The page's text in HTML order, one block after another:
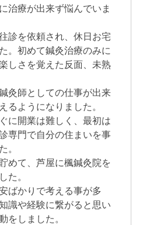
治療が出来ず悩んでいま
診を依頼され、休日お宅
。初めて鍼灸治療のみに
しさを覚えた反面、未熟
灸師としての仕事が出来
るようになりました。
に開業は難しく、最初は
専門で自分の住まいを事
。
めて、芦屋に楓鍼灸院を
た。
ばかりで考える事が多
識や経験に繋がると思い
をしました。